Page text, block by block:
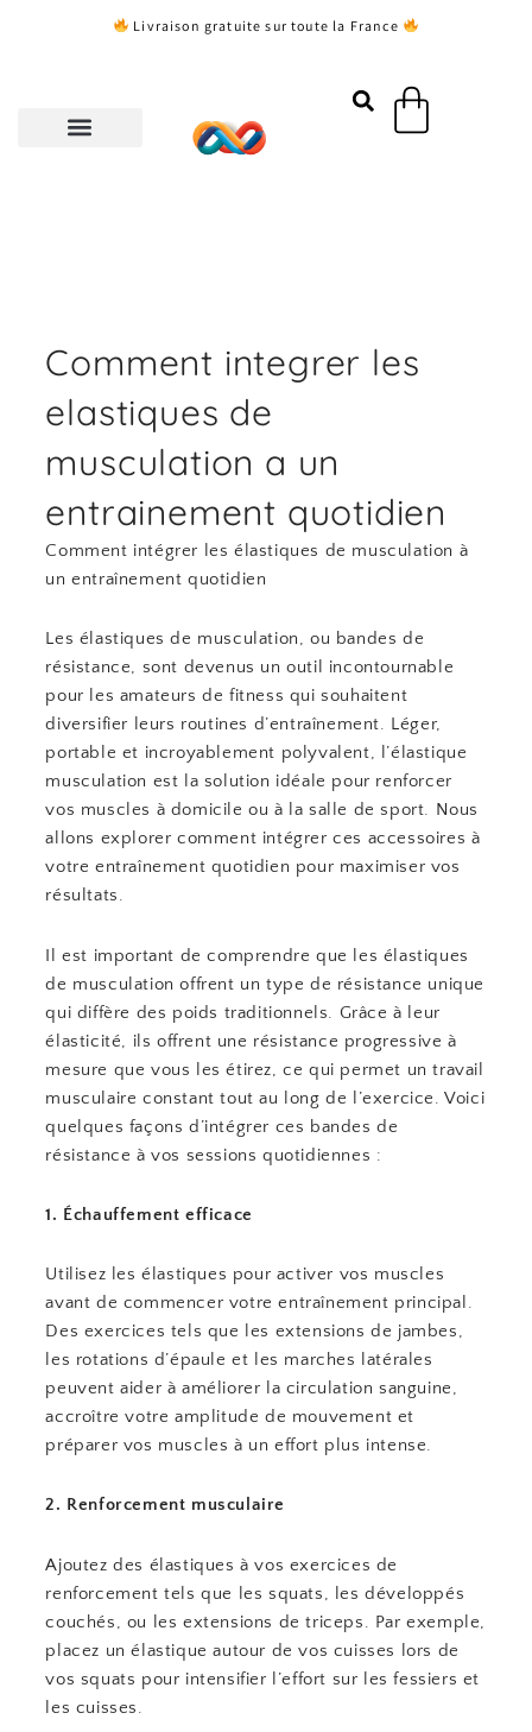
Livraison gratuite sur toute la France
Panier
Comment integrer les
elastiques de
musculation a un
entrainement quotidien
Comment intégrer les élastiques de musculation à
un entraînement quotidien
Les élastiques de musculation, ou bandes de
résistance, sont devenus un outil incontournable
pour les amateurs de fitness qui souhaitent
diversifier leurs routines d’entraînement. Léger,
portable et incroyablement polyvalent, l’élastique
musculation est la solution idéale pour renforcer
vos muscles à domicile ou à la salle de sport. Nous
allons explorer comment intégrer ces accessoires à
votre entraînement quotidien pour maximiser vos
résultats.
Il est important de comprendre que les élastiques
de musculation offrent un type de résistance unique
qui diffère des poids traditionnels. Grâce à leur
élasticité, ils offrent une résistance progressive à
mesure que vous les étirez, ce qui permet un travail
musculaire constant tout au long de l’exercice. Voici
quelques façons d’intégrer ces bandes de
résistance à vos sessions quotidiennes :
1. Échauffement efficace
Utilisez les élastiques pour activer vos muscles
avant de commencer votre entraînement principal.
Des exercices tels que les extensions de jambes,
les rotations d’épaule et les marches latérales
peuvent aider à améliorer la circulation sanguine,
accroître votre amplitude de mouvement et
préparer vos muscles à un effort plus intense.
2. Renforcement musculaire
Ajoutez des élastiques à vos exercices de
renforcement tels que les squats, les développés
couchés, ou les extensions de triceps. Par exemple,
placez un élastique autour de vos cuisses lors de
vos squats pour intensifier l’effort sur les fessiers et
les cuisses.